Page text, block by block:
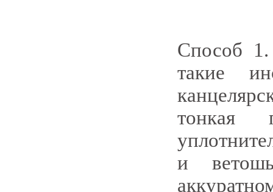
Способ 1.
такие
тонкая
и